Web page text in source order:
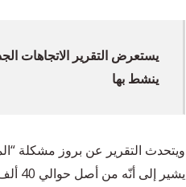
يستعرض التقرير الاتجاهات
ينشط بها
ويتحدث التقرير عن بروز مشكلة